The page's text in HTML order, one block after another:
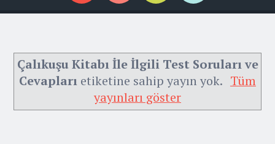
Menu WidgetsSocial Links
Search
Çalıkuşu Kitabı İle İlgili Test Soruları ve
Cevapları etiketine sahip yayın yok. Tüm
yayınları göster